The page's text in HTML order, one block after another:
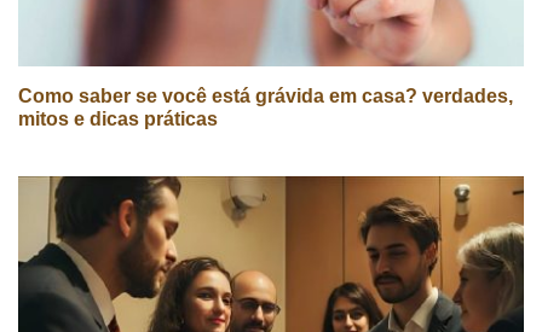
Como saber se você está grávida em casa? verdades,
mitos e dicas práticas